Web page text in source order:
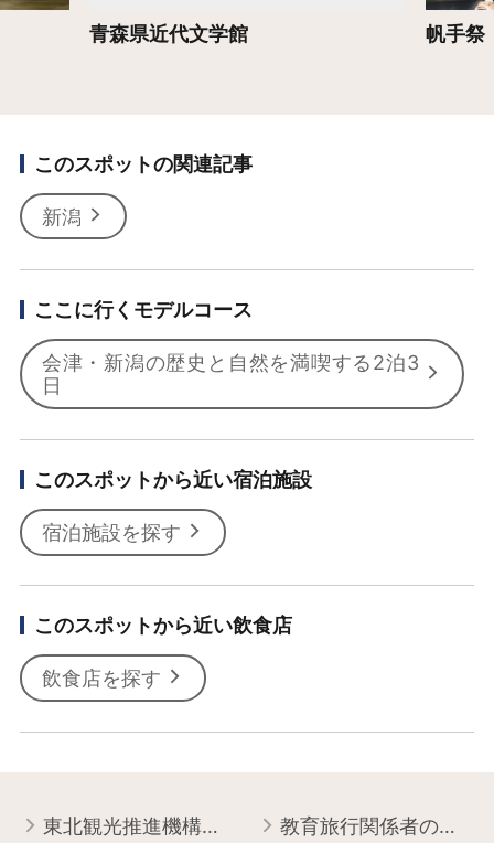
青森県近代文学館 帆手祭
このスポットの関連記事
新潟
ここに行くモデルコース
会津・新潟の歴史と自然を満喫する2泊3
日
このスポットから近い宿泊施設
宿泊施設を探す
このスポットから近い飲食店
飲食店を探す
東北観光推進機構について 教育旅行関係者の皆様へ